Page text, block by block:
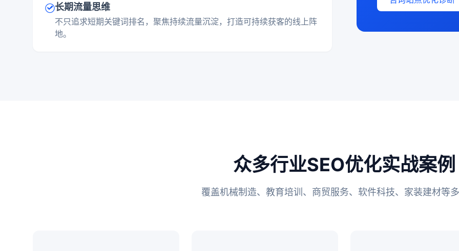
长期流量思维
不只追求短期关键词排名，聚焦持续流量沉淀，打造可持续获客的线上阵
地。
众多行业SEO优化实战案例
覆盖机械制造、教育培训、商贸服务、软件科技、家装建材等